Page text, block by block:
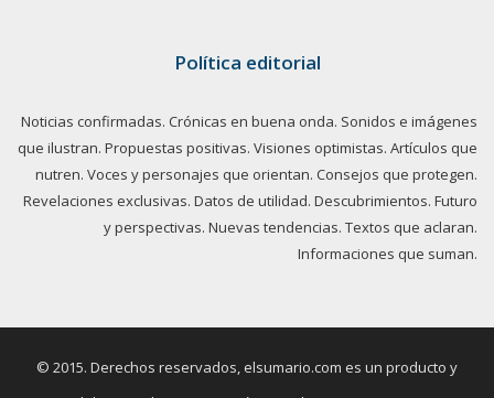
Política editorial
Noticias confirmadas. Crónicas en buena onda. Sonidos e imágenes
que ilustran. Propuestas positivas. Visiones optimistas. Artículos que
nutren. Voces y personajes que orientan. Consejos que protegen.
Revelaciones exclusivas. Datos de utilidad. Descubrimientos. Futuro
y perspectivas. Nuevas tendencias. Textos que aclaran.
Informaciones que suman.
© 2015. Derechos reservados, elsumario.com es un producto y